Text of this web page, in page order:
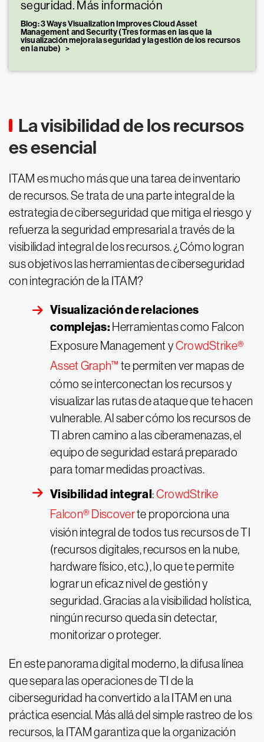
seguridad. Más información
Blog: 3 Ways Visualization Improves Cloud Asset
Management and Security (Tres formas en las que la
visualización mejora la seguridad y la gestión de los recursos
en la nube)
La visibilidad de los recursos
es esencial
ITAM es mucho más que una tarea de inventario
de recursos. Se trata de una parte integral de la
estrategia de ciberseguridad que mitiga el riesgo y
refuerza la seguridad empresarial a través de la
visibilidad integral de los recursos. ¿Cómo logran
sus objetivos las herramientas de ciberseguridad
con integración de la ITAM?
Visualización de relaciones
complejas: Herramientas como Falcon
Exposure Management yCrowdStrike®
Asset Graph™ te permiten ver mapas de
cómo se interconectan los recursos y
visualizar las rutas de ataque que te hacen
vulnerable. Al saber cómo los recursos de
TI abren camino a las ciberamenazas, el
equipo de seguridad estará preparado
para tomar medidas proactivas.
Visibilidad integral:CrowdStrike
Falcon® Discoverte proporciona una
visión integral de todos tus recursos de TI
(recursos digitales, recursos en la nube,
hardware físico, etc.), lo que te permite
lograr un eficaz nivel de gestión y
seguridad. Gracias a la visibilidad holística,
ningún recurso queda sin detectar,
monitorizar o proteger.
En este panorama digital moderno, la difusa línea
que separa las operaciones de TI de la
ciberseguridad ha convertido a la ITAM en una
práctica esencial. Más allá del simple rastreo de los
recursos, la ITAM garantiza que la organización